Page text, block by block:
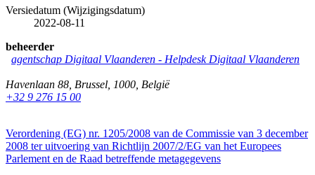
Versiedatum (Wijzigingsdatum)
2022-08-11
beheerder
agentschap Digitaal Vlaanderen - Helpdesk Digitaal Vlaanderen
Havenlaan 88 Brussel 1000 België
+32 9 276 15 00
Verordening (EG) nr. 1205/2008 van de Commissie van 3 december
2008 ter uitvoering van Richtlijn 2007/2/EG van het Europees
Parlement en de Raad betreffende metagegevens